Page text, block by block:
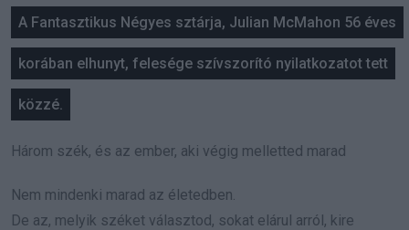
A Fantasztikus Négyes sztárja, Julian McMahon 56 éves
korában elhunyt, felesége szívszorító nyilatkozatot tett
közzé.
Három szék, és az ember, aki végig melletted marad
Nem mindenki marad az életedben.
De az, melyik széket választod, sokat elárul arról, kire